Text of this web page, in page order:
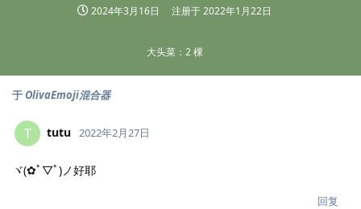
2024年3月16日 注册于2022年1月22日
大头菜：2 棵
于OlivaEmoji混合器
T tutu 2022年2月27日
ヾ(✿ﾟ▽ﾟ)ノ好耶
回复